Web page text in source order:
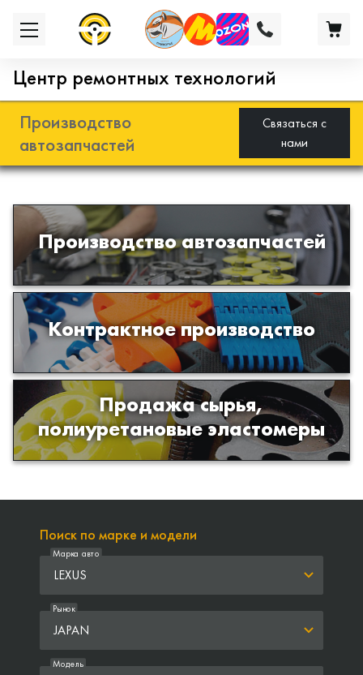
Центр ремонтных технологий
Производство
автозапчастей
Связаться с
нами
Производство автозапчастей
Разработка и производство деталей
из эластомеров для подвески
автомобиля
Контрактное производство
Производство изделий из пластиков
и полимеров по образцам либо
чертежам заказчика
Продажа сырья,
полиуретановые эластомеры
Продажа сырья для производства
изделий из полиуретана
Поиск по марке и модели
LEXUS
Марка авто
JAPAN
Рынок
Модель